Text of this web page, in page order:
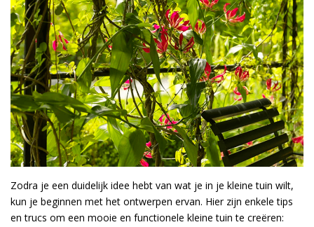
Zodra je een duidelijk idee hebt van wat je in je kleine tuin wilt,
kun je beginnen met het ontwerpen ervan. Hier zijn enkele tips
en trucs om een mooie en functionele kleine tuin te creëren: